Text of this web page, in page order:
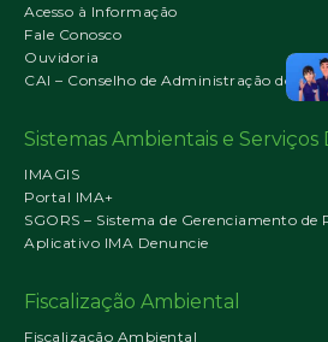
Acesso à Informação
Fale Conosco
Ouvidoria
CAI – Conselho de Administração do IMA
Sistemas Ambientais e Serviços
IMAGIS
Portal IMA+
SGORS – Sistema de Gerenciamento de
Aplicativo IMA Denuncie
Fiscalização Ambiental
Fiscalização Ambiental